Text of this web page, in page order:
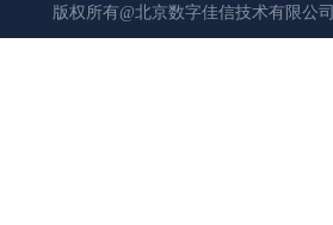
版权所有@北京数字佳信技术有限公司